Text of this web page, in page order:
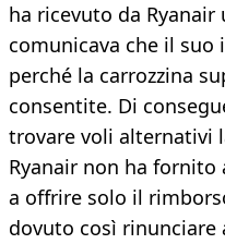
ha ricevuto da
comunicava che il
perché la carrozzina
consentite. Di
trovare voli alternativi
Ryanair non ha
a offrire solo il
dovuto così rinunciare